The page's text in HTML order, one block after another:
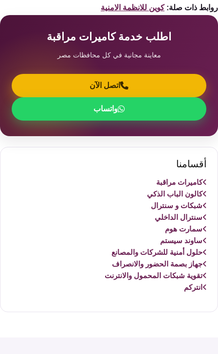
ذات صلة: كوين للانظمة الامنية
اطلب خدمة كاميرات مراقبة
معاينة مجانية في كل محافظات مصر
اتصل الآن
واتساب
أقسامنا
كاميرات مراقبة
كالون الباب الذكي
شبكات و سنترال
سنترال الداخلي
سمارت هوم
ساوند سيستم
حلول أمنية للشركات والمصانع
جهاز بصمة الحضور والانصراف
تقوية شبكات المحمول والانترنت
انتركم